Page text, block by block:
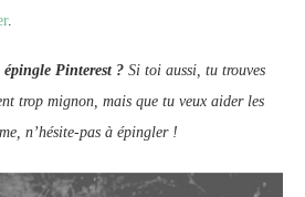
.
Pinterest ? Si toi aussi, tu trouves
trop mignon, mais que tu veux aider les
n’hésite-pas à épingler !